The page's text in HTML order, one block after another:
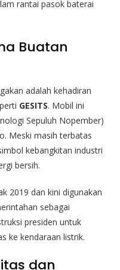
rantai pasok baterai
Buatan
adalah kehadiran
GESITS. Mobil ini
Sepuluh Nopember)
Meski masih terbatas
kebangkitan industri
bersih.
2019 dan kini digunakan
sebagai
presiden untuk
ke kendaraan listrik.
dan